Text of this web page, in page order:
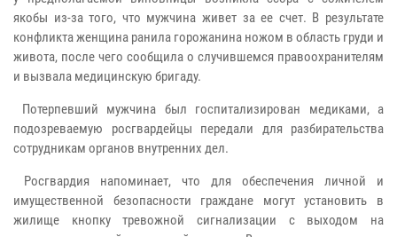
якобы из-за того, что мужчина живет за ее счет. В результате
конфликта женщина ранила горожанина ножом в область груди и
живота, после чего сообщила о случившемся правоохранителям
и вызвала медицинскую бригаду.
Потерпевший мужчина был госпитализирован медиками, а
подозреваемую росгвардейцы передали для разбирательства
сотрудникам органов внутренних дел.
Росгвардия напоминает, что для обеспечения личной и
имущественной безопасности граждане могут установить в
жилище кнопку тревожной сигнализации с выходом на